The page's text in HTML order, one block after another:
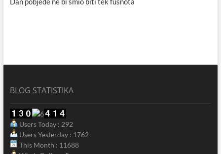
BLOG STATISTIKA
Users Today : 292
Users Yesterday : 1762
This Month : 11688